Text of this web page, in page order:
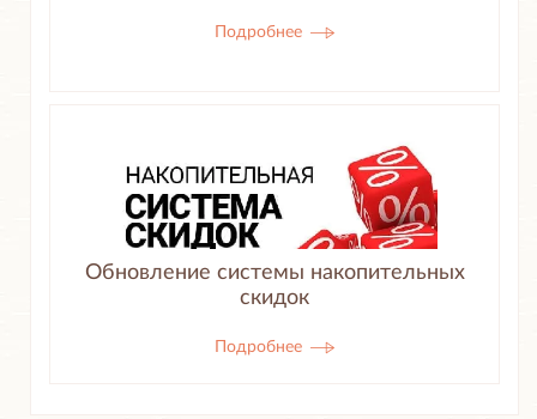
Подробнее
Обновление системы накопительных
скидок
Подробнее